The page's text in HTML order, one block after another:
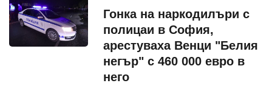
Гонка на наркодилъри с
полицаи в София,
арестуваха Венци "Белия
негър" с 460 000 евро в
него